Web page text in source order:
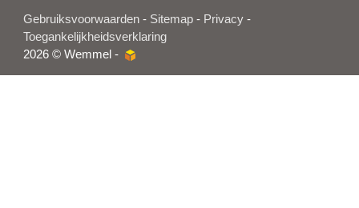
Gebruiksvoorwaarden - Sitemap - Privacy -
Toegankelijkheidsverklaring
2026 © Wemmel -